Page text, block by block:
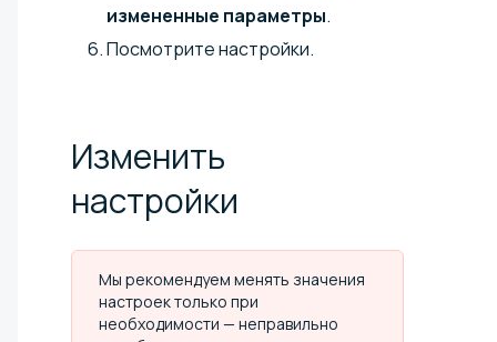
измененные параметры.
Посмотрите настройки.
Изменить
настройки
Мы рекомендуем менять значения
настроек только при
необходимости — неправильно